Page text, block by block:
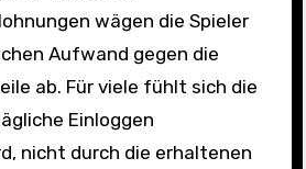
wägen die Spieler
Aufwand gegen die
ab. Für viele fühlt sich die
Einloggen
nicht durch die erhaltenen